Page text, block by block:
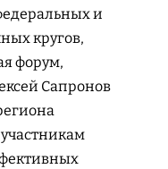
и
кругов,
форум,
Сапронов